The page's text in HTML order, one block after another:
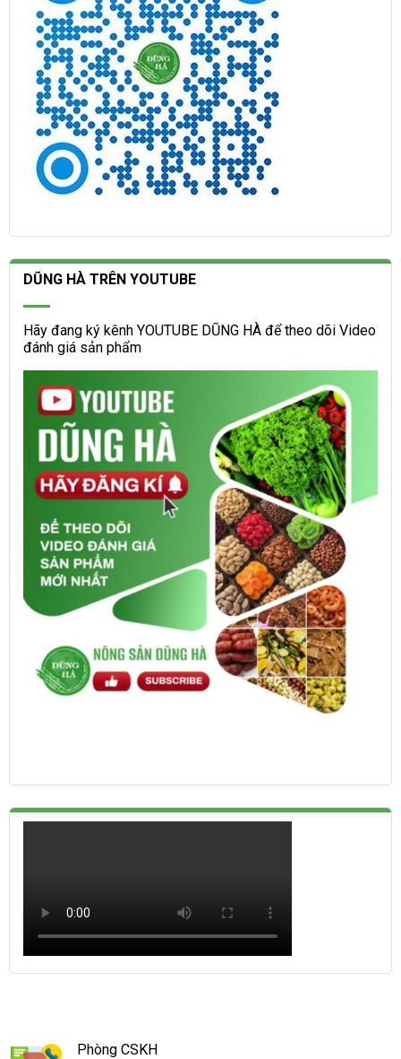
DŨNG HÀ TRÊN YOUTUBE
Hãy đang ký kênh YOUTUBE DŨNG HÀ để theo dõi Video
đánh giá sản phẩm
Phòng CSKH